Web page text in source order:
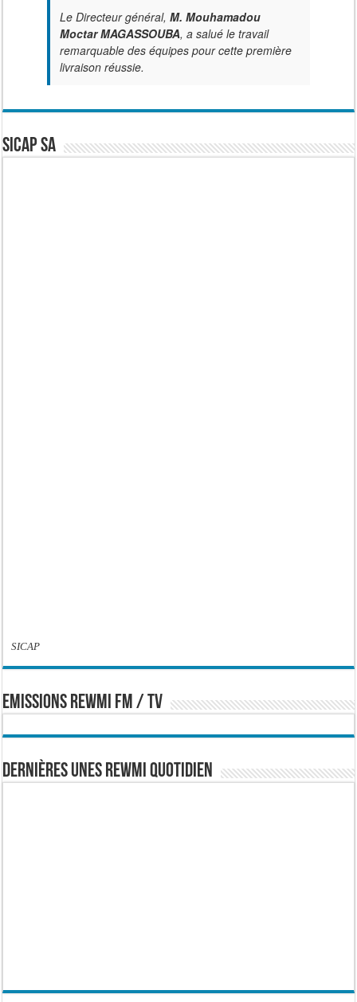
Le Directeur général, M. Mouhamadou
Moctar MAGASSOUBA, a salué le travail
remarquable des équipes pour cette première
livraison réussie.
SICAP SA
SICAP
EMISSIONS REWMI FM / TV
Dernières Unes Rewmi Quotidien